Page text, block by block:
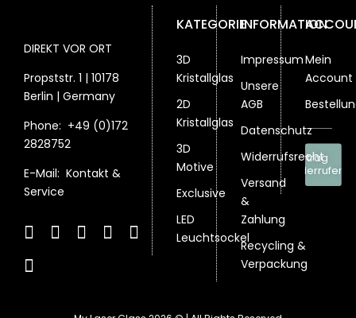
DIREKT VOR ORT
Propststr. 1 | 10178
Berlin | Germany
Phone: +49 (0)172
2828752
E-Mail: Kontakt &
Service
KATEGORIE
3D
Kristallglas
2D
Kristallglas
3D
Motive
Exclusive
LED
Leuchtsockel
INFORMATION
Impressum
Unsere
AGB
Datenschutz
Widerrufsrecht
Versand
&
Zahlung
Recycling &
Verpackung
Mein
Account
Vertrag
widerrufen